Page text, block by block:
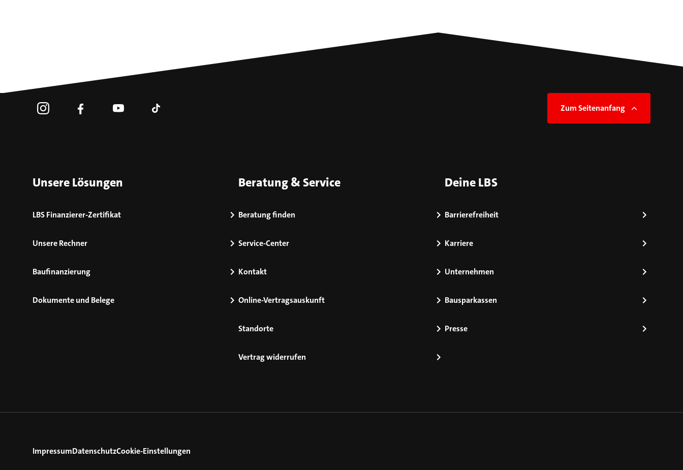
Zum Seitenanfang
Unsere Lösungen
LBS Finanzierer-Zertifikat
Unsere Rechner
Baufinanzierung
Dokumente und Belege
Beratung & Service
Beratung finden
Service-Center
Kontakt
Online-Vertragsauskunft
Standorte
Vertrag widerrufen
Deine LBS
Barrierefreiheit
Karriere
Unternehmen
Bausparkassen
Presse
ImpressumDatenschutzCookie-Einstellungen